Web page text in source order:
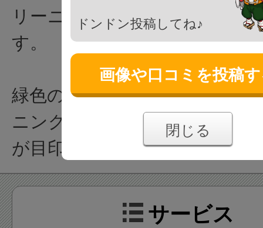
リーニング商会」というクリ
す。
緑色の屋根に「おしゃれなあ
ニングショップコヤマ」と書
が目印です。
サービス
ドンドン投稿してね♪
画像や口コミを投稿
閉じる